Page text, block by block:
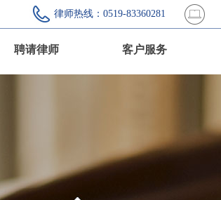
律师热线：0519-83360281
聘请律师 客户服务